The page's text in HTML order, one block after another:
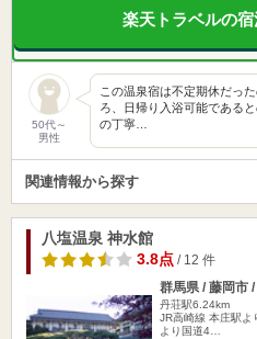
楽天トラベルの
50代～
男性
この温泉宿は不定期休だっ
ろ、日帰り入浴可能である
の丁寧…
関連情報から探す
八塩温泉 神水館
3.8点/ 12 件
群馬県 / 藤岡市
丹荘駅6.24km
JR高崎線 本庄駅よ
より国道4…